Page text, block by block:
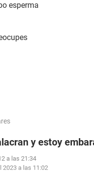
esperma
y estoy
a las 21:34
2023 a las 11:02